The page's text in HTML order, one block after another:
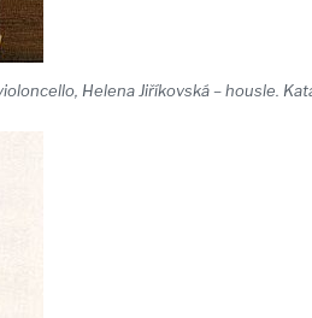
Helena Jiříkovská – housle.